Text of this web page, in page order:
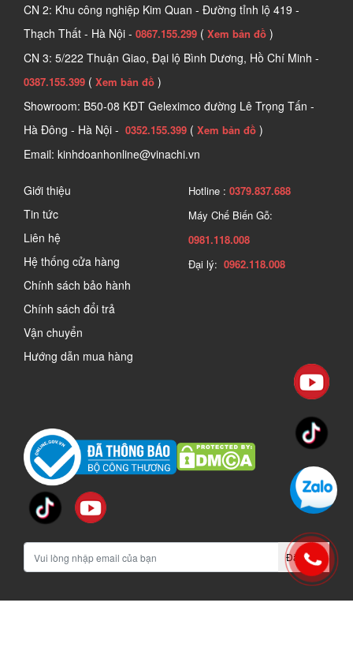
CN 2: Khu công nghiệp Kim Quan - Đường tỉnh lộ 419 -
Thạch Thất - Hà Nội - 0867.155.299 ( Xem bản đồ )
CN 3: 5/222 Thuận Giao, Đại lộ Bình Dương, Hồ Chí Minh -
0387.155.399 ( Xem bản đồ )
Showroom: B50-08 KĐT Geleximco đường Lê Trọng Tấn -
Hà Đông - Hà Nội - 0352.155.399 ( Xem bản đồ )
Email: kinhdoanhonline@vinachi.vn
Giới thiệu
Tin tức
Liên hệ
Hệ thống cửa hàng
Chính sách bảo hành
Chính sách đổi trả
Vận chuyển
Hướng dẫn mua hàng
Hotline : 0379.837.688
Máy Chế Biến Gỗ:
0981.118.008
Đại lý: 0962.118.008
Đăng ký